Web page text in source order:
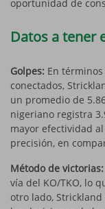
oportunidad de
Datos a tener
Golpes: En
conectados,
un promedio de
nigeriano registra
mayor efectividad
precisión, en
Método de victorias:
vía del KO/TKO, lo
otro lado,